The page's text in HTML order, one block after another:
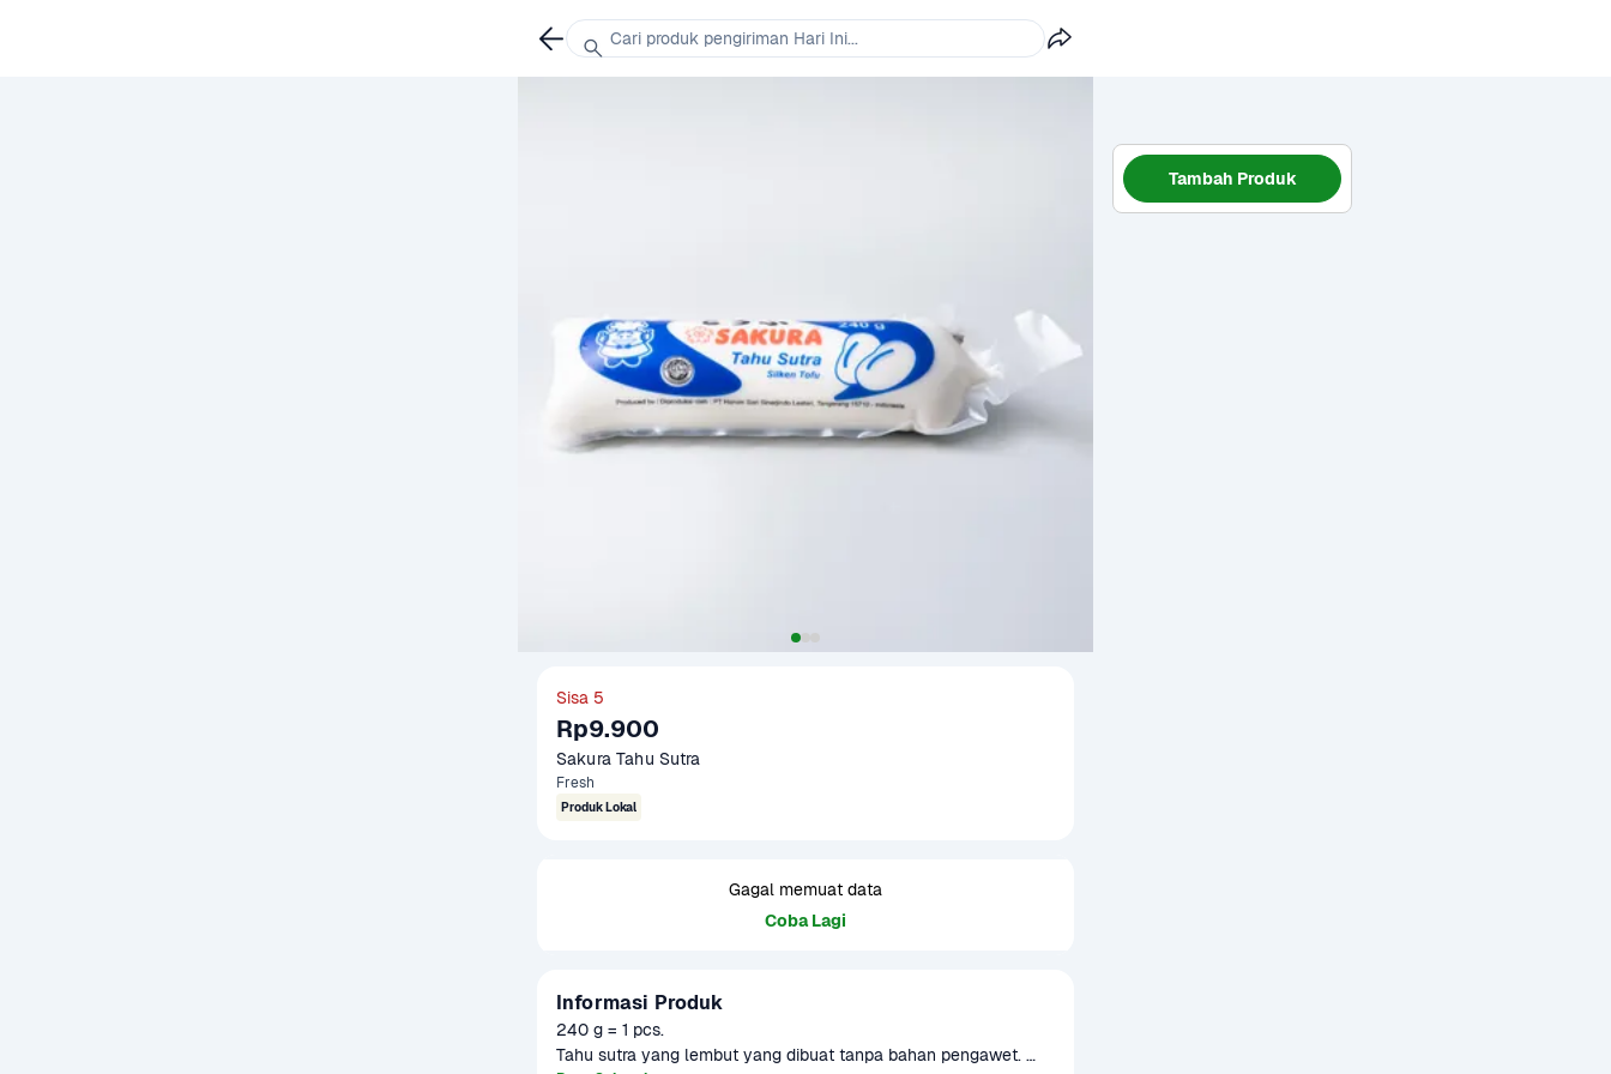
Sisa 5
Rp9.900
Sakura Tahu Sutra
Fresh
Produk Lokal
Gagal memuat data
Coba Lagi
Informasi Produk
240 g = 1 pcs.
Tahu sutra yang lembut yang dibuat tanpa bahan pengawet.
Tambah Produk
Cari produk pengiriman Hari Ini...